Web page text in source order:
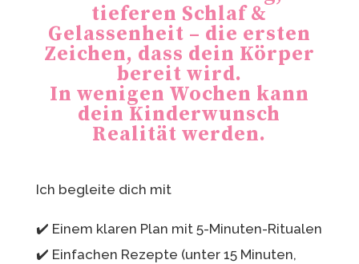
tieferen Schlaf &
Gelassenheit – die ersten
Zeichen, dass dein Körper
bereit wird.
In wenigen Wochen kann
dein Kinderwunsch
Realität werden.
Ich begleite dich mit
✔️ Einem klaren Plan mit 5-Minuten-Ritualen
✔️ Einfachen Rezepte (unter 15 Minuten,